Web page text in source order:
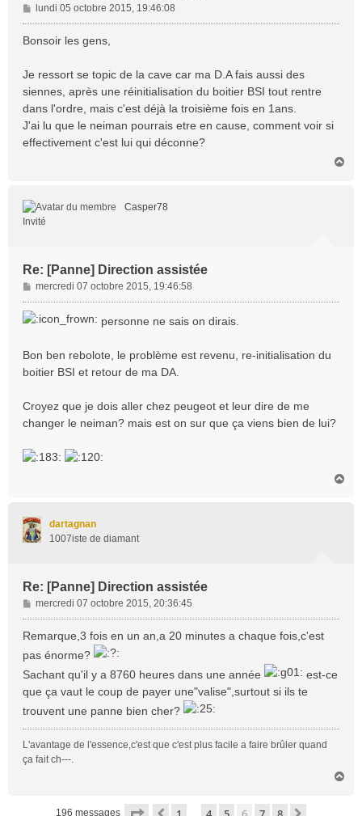
M
e
s
g
e
lundi 05 octobre 2015, 19:46:08
Bonsoir les gens,
Je ressort se topic de la cave car ma D.A fais aussi des
siennes, après une réinitialisation du boitier BSI tout rentre
dans l'ordre, mais c'est déjà la troisième fois en 1ans.
J'ai lu que le neiman pourrais etre en cause, comment voir si
effectivement c'est lui qui déconne?
Casper78
Invité
Re: [Panne] Direction assistée
M
e
s
g
e
mercredi 07 octobre 2015, 19:46:58
personne ne sais on dirais.
Bon ben rebolote, le problème est revenu, re-initialisation du
boitier BSI et retour de ma DA.
Croyez que je dois aller chez peugeot et leur dire de me
changer le neiman? mais est on sur que ça viens bien de lui?
dartagnan
1007iste de diamant
Re: [Panne] Direction assistée
M
e
s
a
g
e
mercredi 07 octobre 2015, 20:36:45
Remarque,3 fois en un an,a 20 minutes a chaque fois,c'est
pas énorme?
Sachant qu'il y a 8760 heures dans une année
est-ce
que ça vaut le coup de payer une"valise",surtout si ils te
trouvent une panne bien cher?
L'avantage de l'essence,c'est que c'est plus facile a faire brûler quand
ça fait ch---.
196 messages Page sur